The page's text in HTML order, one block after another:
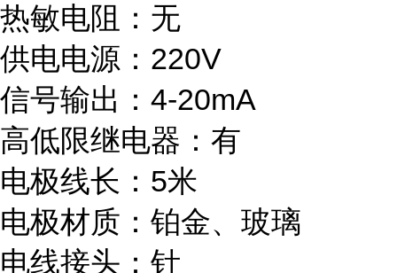
热敏电阻：无
供电电源：220V
信号输出：4-20mA
高低限继电器：有
电极线长：5米
电极材质：铂金、玻璃
电线接头：针